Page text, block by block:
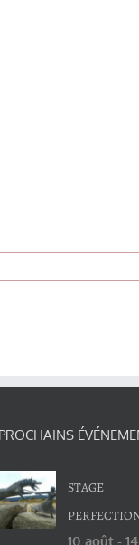
PROCHAINS
STAGE
10 août -